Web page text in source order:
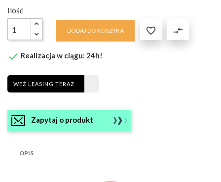
Ilość
DODAJ DO KOSZYKA  compare_arrows
 Realizacja w ciągu: 24h!
WEŹ LEASING TERAZ
Zapytaj o produkt
OPIS